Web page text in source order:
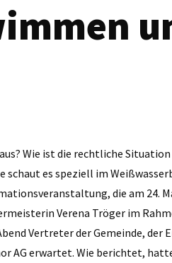
Wie ist die rechtliche
es speziell im
die am 24.
Verena Tröger im
Vertreter der Gemeinde, der
AG erwartet. Wie berichtet,